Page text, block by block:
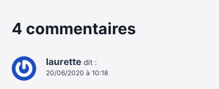
4 commentaires
laurette dit :
20/06/2020 à 10:18